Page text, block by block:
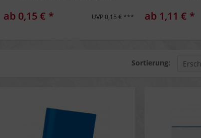
ab 0,15 € * UVP 0,15 € *** ab 1,11 € *
Sortierung: